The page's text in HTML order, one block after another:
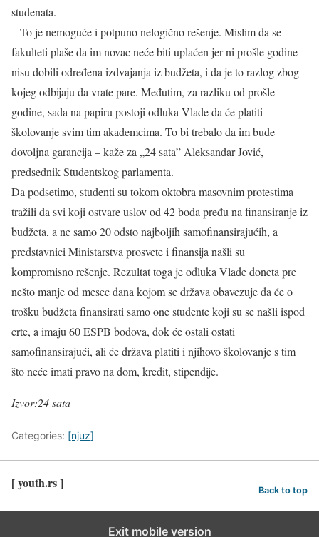
studenata.
– To je nemoguće i potpuno nelogično rešenje. Mislim da se
fakulteti plaše da im novac neće biti uplaćen jer ni prošle godine
nisu dobili određena izdvajanja iz budžeta, i da je to razlog zbog
kojeg odbijaju da vrate pare. Međutim, za razliku od prošle
godine, sada na papiru postoji odluka Vlade da će platiti
školovanje svim tim akademcima. To bi trebalo da im bude
dovoljna garancija – kaže za „24 sata” Aleksandar Jović,
predsednik Studentskog parlamenta.
Da podsetimo, studenti su tokom oktobra masovnim protestima
tražili da svi koji ostvare uslov od 42 boda pređu na finansiranje iz
budžeta, a ne samo 20 odsto najboljih samofinansirajućih, a
predstavnici Ministarstva prosvete i finansija našli su
kompromisno rešenje. Rezultat toga je odluka Vlade doneta pre
nešto manje od mesec dana kojom se država obavezuje da će o
trošku budžeta finansirati samo one studente koji su se našli ispod
crte, a imaju 60 ESPB bodova, dok će ostali ostati
samofinansirajući, ali će država platiti i njihovo školovanje s tim
što neće imati pravo na dom, kredit, stipendije.
Izvor:24 sata
Categories: [njuz]
[ youth.rs ] Back to top
Exit mobile version